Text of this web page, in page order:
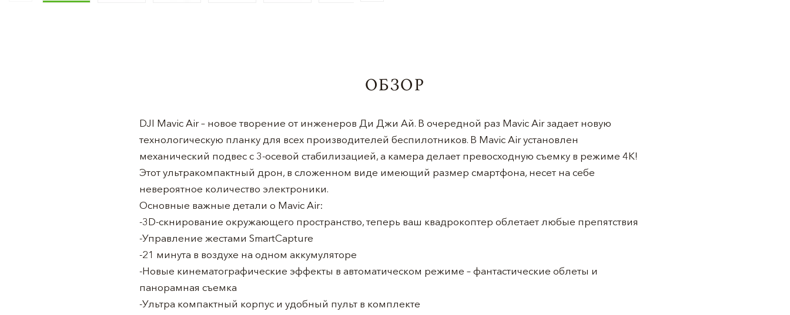
ОБЗОР
DJI Mavic Air – новое творение от инженеров Ди Джи Ай. В очередной раз Mavic Air задает новую
технологическую планку для всех производителей беспилотников. В Mavic Air установлен
механический подвес с 3-осевой стабилизацией, а камера делает превосходную съемку в режиме 4К!
Этот ультракомпактный дрон, в сложенном виде имеющий размер смартфона, несет на себе
невероятное количество электроники.
Основные важные детали о Mavic Air:
-3D-скнирование окружающего пространство, теперь ваш квадрокоптер облетает любые препятствия
-Управление жестами SmartCapture
-21 минута в воздухе на одном аккумуляторе
-Новые кинематографические эффекты в автоматическом режиме – фантастические облеты и
панорамная съемка
-Ультра компактный корпус и удобный пульт в комплекте